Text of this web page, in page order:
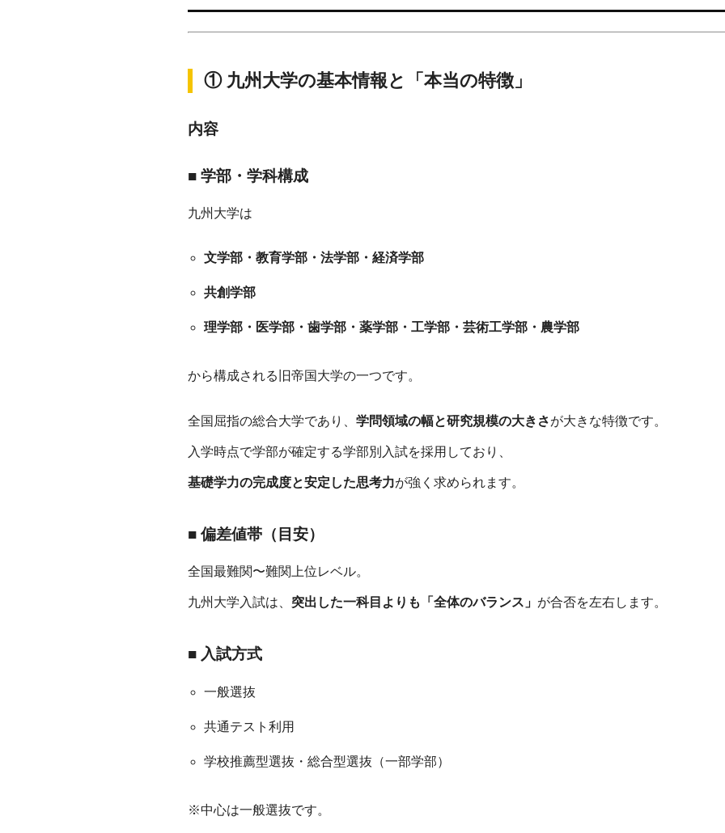
① 九州大学の基本情報と「本当の特徴」
内容
■ 学部・学科構成
九州大学は
文学部・教育学部・法学部・経済学部
共創学部
理学部・医学部・歯学部・薬学部・工学部・芸術工学部・農学部
から構成される旧帝国大学の一つです。
全国屈指の総合大学であり、 学問領域の幅と研究規模の大きさが大きな特徴です。
入学時点で学部が確定する学部別入試を採用しており、
基礎学力の完成度と安定した思考力が強く求められます。
■ 偏差値帯（目安）
全国最難関〜難関上位レベル。
九州大学入試は、 突出した一科目よりも「全体のバランス」 が合否を左右します。
■ 入試方式
一般選抜
共通テスト利用
学校推薦型選抜・総合型選抜（一部学部）
※中心は一般選抜です。